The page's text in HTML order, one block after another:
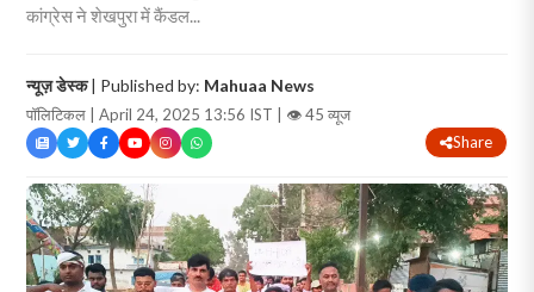
कांग्रेस ने शेखपुरा में कैंडल...
न्यूज़ डेस्क| Published by: Mahuaa News
पॉलिटिकल | April 24, 2025 13:56 IST | 👁 45 व्यूज
Share